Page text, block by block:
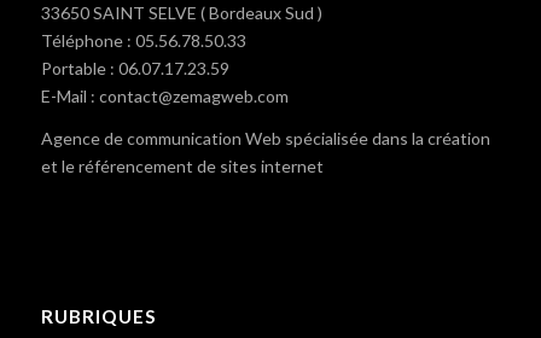
33650 SAINT SELVE ( Bordeaux Sud )
Téléphone : 05.56.78.50.33
Portable : 06.07.17.23.59
E-Mail : contact@zemagweb.com
Agence de communication Web spécialisée dans la création
et le référencement de sites internet
RUBRIQUES